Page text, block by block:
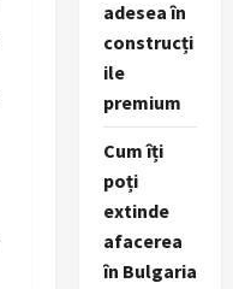
adesea în
construcți
ile
premium
Cum îți
poți
extinde
afacerea
în Bulgaria